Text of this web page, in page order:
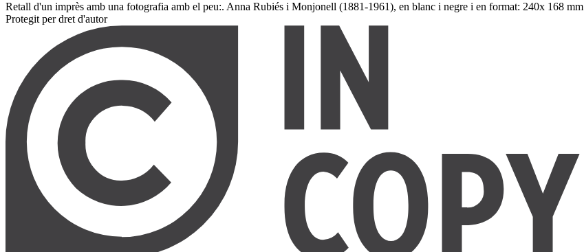
Retall d'un imprès amb una fotografia amb el peu:. Anna Rubiés i Monjonell (1881-1961), en blanc i negre i en format: 240x 168 mm ​
Protegit per dret d'autor